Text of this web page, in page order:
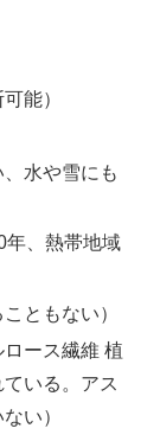
能）
水や雪にも
年、熱帯地域
ともない）
ース繊維 植
いる。アス
い）